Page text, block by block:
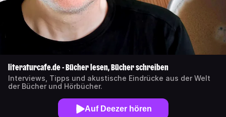
literaturcafe.de - Bücher lesen, Bücher schreiben
Interviews, Tipps und akustische Eindrücke aus der Welt
der Bücher und Hörbücher.
Auf Deezer hören